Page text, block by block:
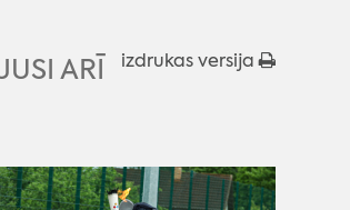
izdrukas versija
ARĪ